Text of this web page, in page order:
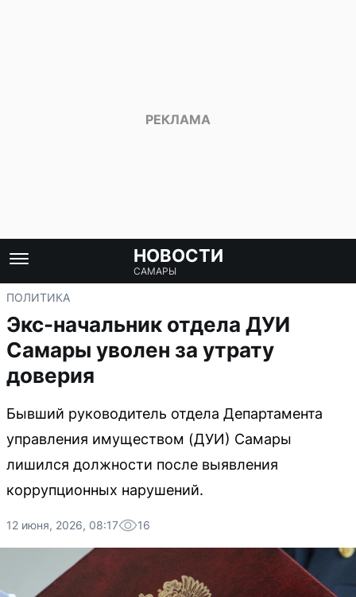
НОВОСТИ
САМАРЫ
ПОЛИТИКА
Экс-начальник отдела ДУИ
Самары уволен за утрату
доверия
Бывший руководитель отдела Департамента
управления имуществом (ДУИ) Самары
лишился должности после выявления
коррупционных нарушений.
12 июня, 2026, 08:17 16